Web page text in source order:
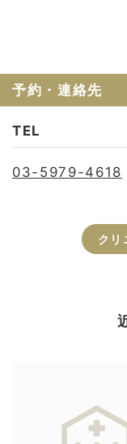
予約・連絡先
TEL
03-5979-4618
クリ